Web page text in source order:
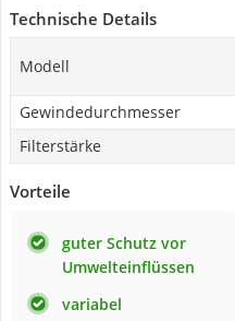
Technische Details
Modell
Gewindedurchmesser
Filterstärke
Vorteile
guter Schutz vor
Umwelteinflüssen
variabel